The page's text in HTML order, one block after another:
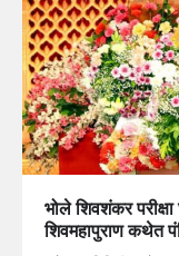
भोले शिवशंकर
शिवमहापुराण कथेत